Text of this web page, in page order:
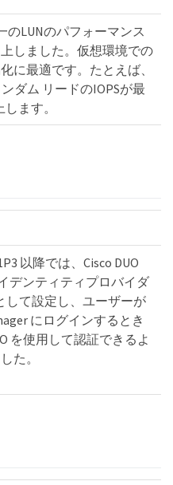
のLUNのパフォーマンス
しました。仮想環境での
に最適です。たとえば、
ダム リードのIOPSが最
ます。
以降では、Cisco DUO
デンティティプロバイダ
して設定し、ユーザーが
にログインするとき
を使用して認証できるよ
た。